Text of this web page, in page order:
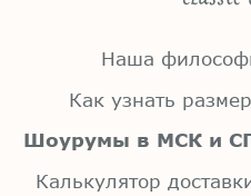
Наша
Как узнать
Шоурумы в МСК и
Калькулятор